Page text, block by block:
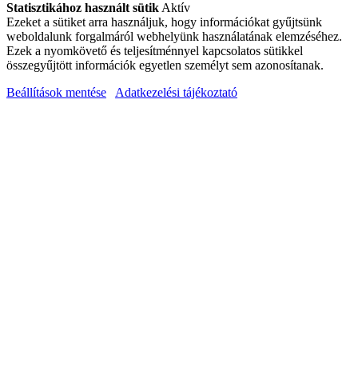
Statisztikához használt sütikAktív
Ezeket a sütiket arra használjuk, hogy információkat gyűjtsünk
weboldalunk forgalmáról webhelyünk használatának elemzéséhez.
Ezek a nyomkövető és teljesítménnyel kapcsolatos sütikkel
összegyűjtött információk egyetlen személyt sem azonosítanak.
Beállítások mentése
Adatkezelési tájékoztató